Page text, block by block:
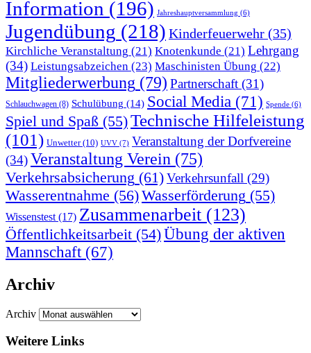
Information (196) Jahreshauptversammlung (6)
Jugendübung (218) Kinderfeuerwehr (35)
Kirchliche Veranstaltung (21) Knotenkunde (21) Lehrgang
(34) Leistungsabzeichen (23) Maschinisten Übung (22)
Mitgliederwerbung (79) Partnerschaft (31)
Schlauchwagen (8) Schulübung (14) Social Media (71) Spende (6)
Spiel und Spaß (55)Technische Hilfeleistung
(101) Unwetter(10) UVV (7) Veranstaltung der Dorfvereine
(34)Veranstaltung Verein (75)
Verkehrsabsicherung (61)Verkehrsunfall (29)
Wasserentnahme (56)Wasserförderung (55)
Wissenstest (17) Zusammenarbeit (123)
Öffentlichkeitsarbeit (54)Übung der aktiven
Mannschaft (67)
Archiv
Archiv
Weitere Links